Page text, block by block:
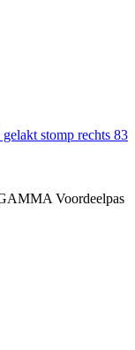
stomp rechts 83
Voordeelpas